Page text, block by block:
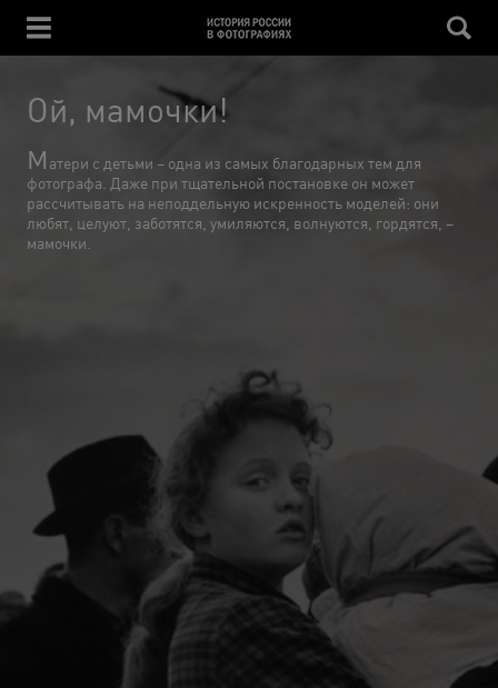
Ой, мамочки!
М атери с детьми – одна из самых благодарных тем для
фотографа. Даже при тщательной постановке он может
рассчитывать на неподдельную искренность моделей: они
любят, целуют, заботятся, умиляются, волнуются, гордятся, –
мамочки.